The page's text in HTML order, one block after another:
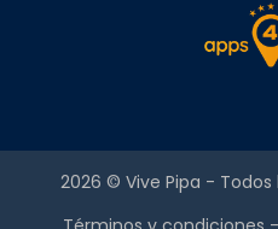
2026 © Vive Pipa - Todos